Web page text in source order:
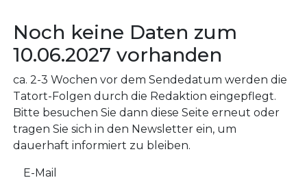
Noch keine Daten zum
10.06.2027 vorhanden
ca. 2-3 Wochen vor dem Sendedatum werden die
Tatort-Folgen durch die Redaktion eingepflegt.
Bitte besuchen Sie dann diese Seite erneut oder
tragen Sie sich in den Newsletter ein, um
dauerhaft informiert zu bleiben.
E-Mail